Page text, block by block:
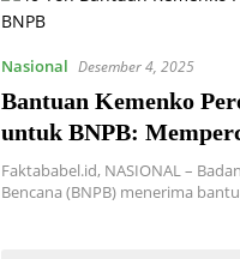
Nasional Desember 4, 2025
Bantuan Kemenko
untuk BNPB:
Logistik Bencana
Faktababel.id, NASIONAL –
Bencana (BNPB) menerima